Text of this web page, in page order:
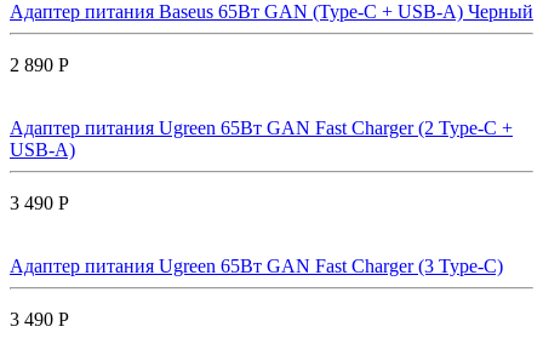
Адаптер питания Baseus 65Вт GAN (Type-C + USB-A) Черный
2 890 Р
Адаптер питания Ugreen 65Вт GAN Fast Charger (2 Type-C +
USB-A)
3 490 Р
Адаптер питания Ugreen 65Вт GAN Fast Charger (3 Type-C)
3 490 Р